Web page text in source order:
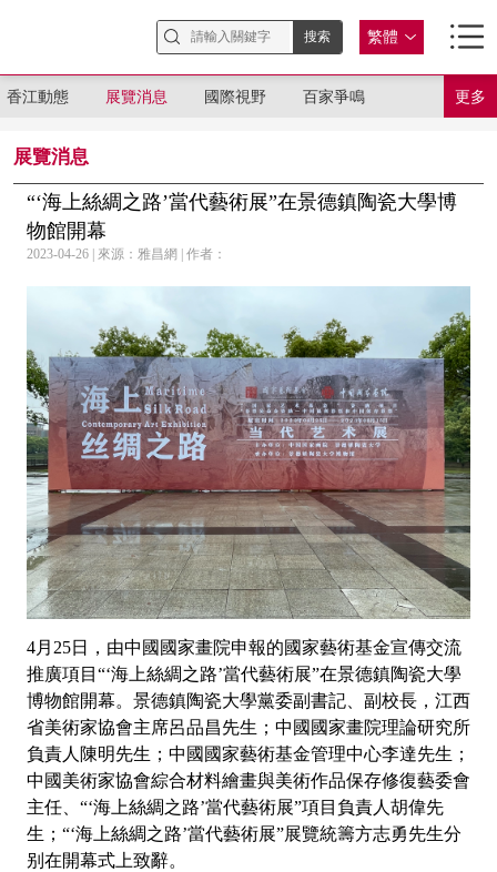
繁體
香江動態 展覽消息 國際視野 百家爭鳴 更多
展覽消息
“‘海上絲綢之路’當代藝術展”在景德鎮陶瓷大學博
物館開幕
2023-04-26 | 來源：雅昌網 | 作者：
4月25日，由中國國家畫院申報的國家藝術基金宣傳交流
推廣項目“‘海上絲綢之路’當代藝術展”在景德鎮陶瓷大學
博物館開幕。景德鎮陶瓷大學黨委副書記、副校長，江西
省美術家協會主席呂品昌先生；中國國家畫院理論研究所
負責人陳明先生；中國國家藝術基金管理中心李達先生；
中國美術家協會綜合材料繪畫與美術作品保存修復藝委會
主任、“‘海上絲綢之路’當代藝術展”項目負責人胡偉先
生；“‘海上絲綢之路’當代藝術展”展覽統籌方志勇先生分
别在開幕式上致辭。